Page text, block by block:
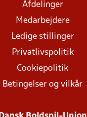
Afdelinger
Medarbejdere
Ledige stillinger
Privatlivspolitik
Cookiepolitik
Betingelser og vilkår